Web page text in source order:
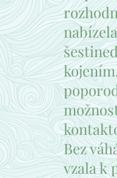
Bez
vzala k